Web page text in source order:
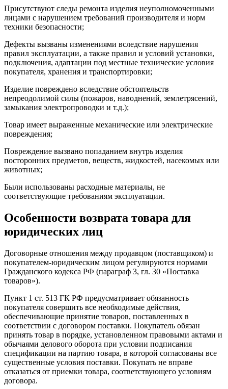
Присутствуют следы ремонта изделия неуполномоченными
лицами с нарушением требований производителя и норм
техники безопасности;
Дефекты вызваны изменениями вследствие нарушения
правил эксплуатации, а также правил и условий установки,
подключения, адаптации под местные технические условия
покупателя, хранения и транспортировки;
Изделие повреждено вследствие обстоятельств
непреодолимой силы (пожаров, наводнений, землетрясений,
замыкания электропроводки и т.д.);
Товар имеет выраженные механические или электрические
повреждения;
Повреждение вызвано попаданием внутрь изделия
посторонних предметов, веществ, жидкостей, насекомых или
животных;
Были использованы расходные материалы, не
соответствующие требованиям эксплуатации.
Особенности возврата товара для
юридических лиц
Договорные отношения между продавцом (поставщиком) и
покупателем-юридическим лицом регулируются нормами
Гражданского кодекса РФ (параграф 3, гл. 30 «Поставка
товаров»).
Пункт 1 ст. 513 ГК РФ предусматривает обязанность
покупателя совершить все необходимые действия,
обеспечивающие принятие товаров, поставленных в
соответствии с договором поставки. Покупатель обязан
принять товар в порядке, установленном правовыми актами и
обычаями делового оборота при условии подписания
спецификации на партию товара, в которой согласованы все
существенные условия поставки. Покупать не вправе
отказаться от приемки товара, соответствующего условиям
договора.